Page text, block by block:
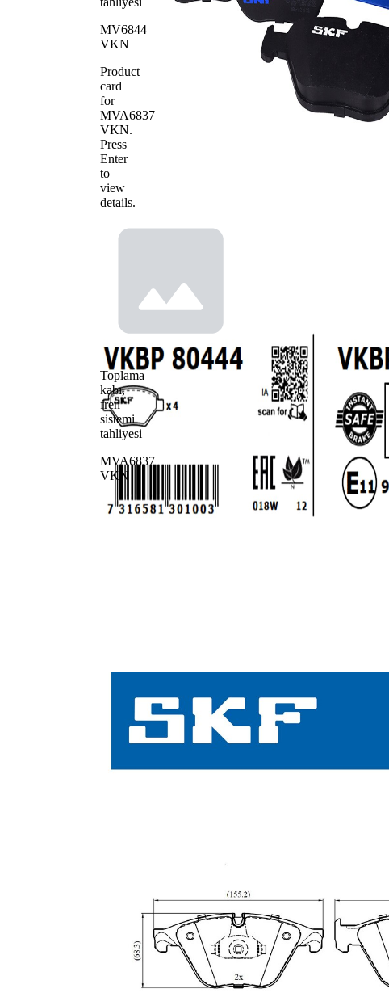
MV6844
VKN
Product
card
for
MVA6837
VKN.
Press
Enter
to
view
details.
Toplama
kabı,
fren
sistemi
tahliyesi
MVA6837
VKN